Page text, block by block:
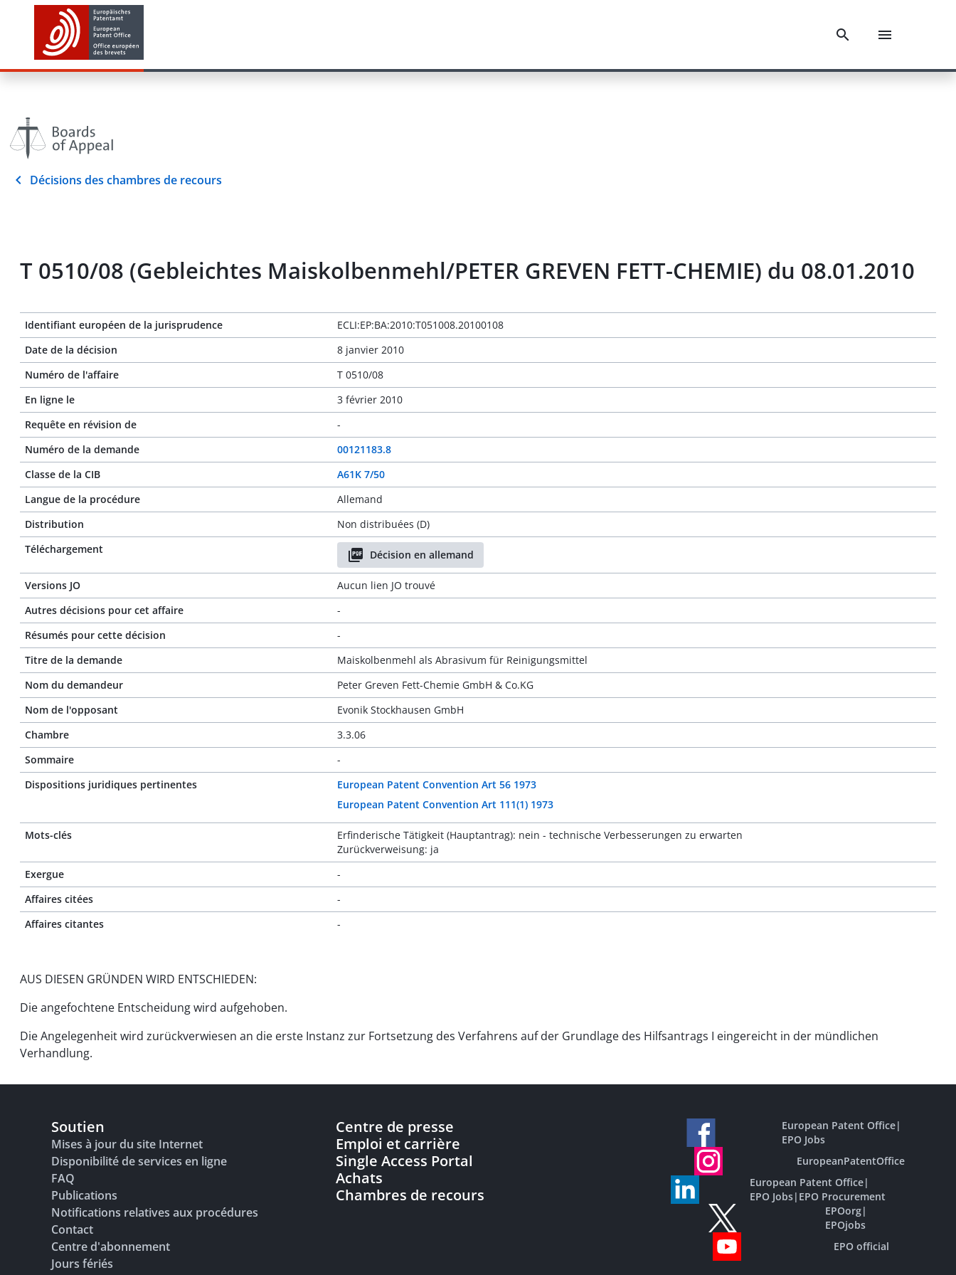
Décisions des chambres de recours
T 0510/08 (Gebleichtes Maiskolbenmehl/PETER GREVEN FETT-CHEMIE) du 08.01.2010
Identifiant européen de la jurisprudence
ECLI:EP:BA:2010:T051008.20100108
Date de la décision
8 janvier 2010
Numéro de l'affaire
T 0510/08
En ligne le
3 février 2010
Requête en révision de
-
Numéro de la demande
00121183.8
Classe de la CIB
A61K 7/50
Langue de la procédure
Allemand
Distribution
Non distribuées (D)
Téléchargement
Décision en allemand
Versions JO
Aucun lien JO trouvé
Autres décisions pour cet affaire
-
Résumés pour cette décision
-
Titre de la demande
Maiskolbenmehl als Abrasivum für Reinigungsmittel
Nom du demandeur
Peter Greven Fett-Chemie GmbH & Co.KG
Nom de l'opposant
Evonik Stockhausen GmbH
Chambre
3.3.06
Sommaire
-
Dispositions juridiques pertinentes
European Patent Convention Art 56 1973
European Patent Convention Art 111(1) 1973
Mots-clés
Erfinderische Tätigkeit (Hauptantrag): nein - technische Verbesserungen zu erwarten
Zurückverweisung: ja
Exergue
-
Affaires citées
-
Affaires citantes
-
AUS DIESEN GRÜNDEN WIRD ENTSCHIEDEN:
Die angefochtene Entscheidung wird aufgehoben.
Die Angelegenheit wird zurückverwiesen an die erste Instanz zur Fortsetzung des Verfahrens auf der Grundlage des Hilfsantrags I eingereicht in der mündlichen
Verhandlung.
Soutien
Mises à jour du site Internet
Disponibilité de services en ligne
FAQ
Publications
Notifications relatives aux procédures
Contact
Centre d'abonnement
Jours fériés
Centre de presse
Emploi et carrière
Single Access Portal
Achats
Chambres de recours
European Patent Office|
EPO Jobs
EuropeanPatentOffice
European Patent Office|
EPO Jobs| EPO Procurement
EPOorg|
EPOjobs
EPO official